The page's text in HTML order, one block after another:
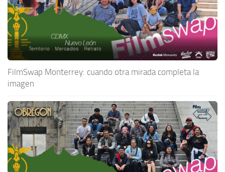
FilmSwap Monterrey: cuando otra mirada completa la
imagen